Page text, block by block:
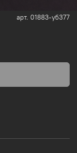
арт. 01883-уб377